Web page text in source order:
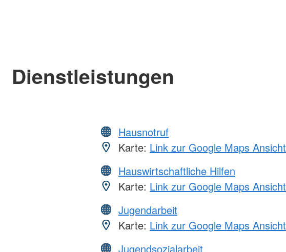
Dienstleistungen
Hausnotruf
Karte: Link zur Google Maps Ansicht
Hauswirtschaftliche Hilfen
Karte: Link zur Google Maps Ansicht
Jugendarbeit
Karte: Link zur Google Maps Ansicht
Jugendsozialarbeit